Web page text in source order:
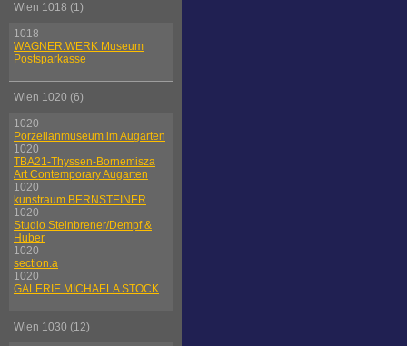
Wien 1018 (1)
1018
WAGNER:WERK Museum
Postsparkasse
Wien 1020 (6)
1020
Porzellanmuseum im Augarten
1020
TBA21-Thyssen-Bornemisza
Art Contemporary Augarten
1020
kunstraum BERNSTEINER
1020
Studio Steinbrener/Dempf &
Huber
1020
section.a
1020
GALERIE MICHAELA STOCK
Wien 1030 (12)